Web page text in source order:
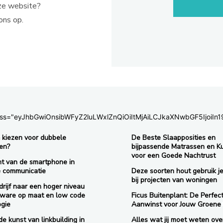
website?
op.
kiezen voor dubbele
van de smartphone in
communicatie
naar een hoger niveau
op maat en low code
kunst van linkbuilding in
De Beste Slaapposities en
bijpassende Matrassen en
voor een Goede Nachtrust
Deze soorten hout gebruik
bij projecten van woningen
Ficus Buitenplant: De
Aanwinst voor Jouw Groene
Alles wat jij moet weten